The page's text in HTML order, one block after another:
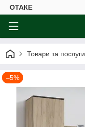
ОТАКЕ
Товари та послуги
–5%